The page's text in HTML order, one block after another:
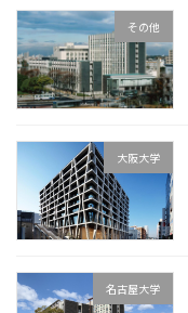
その他
大阪大学
名古屋大学